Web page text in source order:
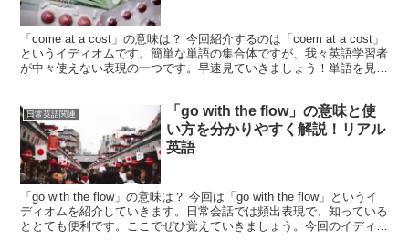
「come at a cost」の意味は？ 今回紹介するのは「coem at a cost」
というイディオムです。簡単な単語の集合体ですが、我々英語学習者
が中々使えない表現の一つです。早速見ていきましょう！単語を見て
日常英語関連
「go with the flow」の意味と使
い方を分かりやすく解説！リアル
英語
「go with the flow」の意味は？ 今回は「go with the flow」というイ
ディオムを紹介していきます。日常会話では頻出表現で、知っている
ととても便利です。ここでぜひ覚えていきましょう。今回のイディオ